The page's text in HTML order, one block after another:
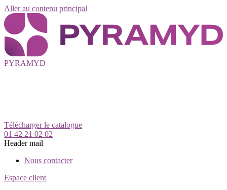
Aller au contenu principal
PYRAMYD
Télécharger le catalogue
01 42 21 02 02
Header mail
Nous contacter
Espace client